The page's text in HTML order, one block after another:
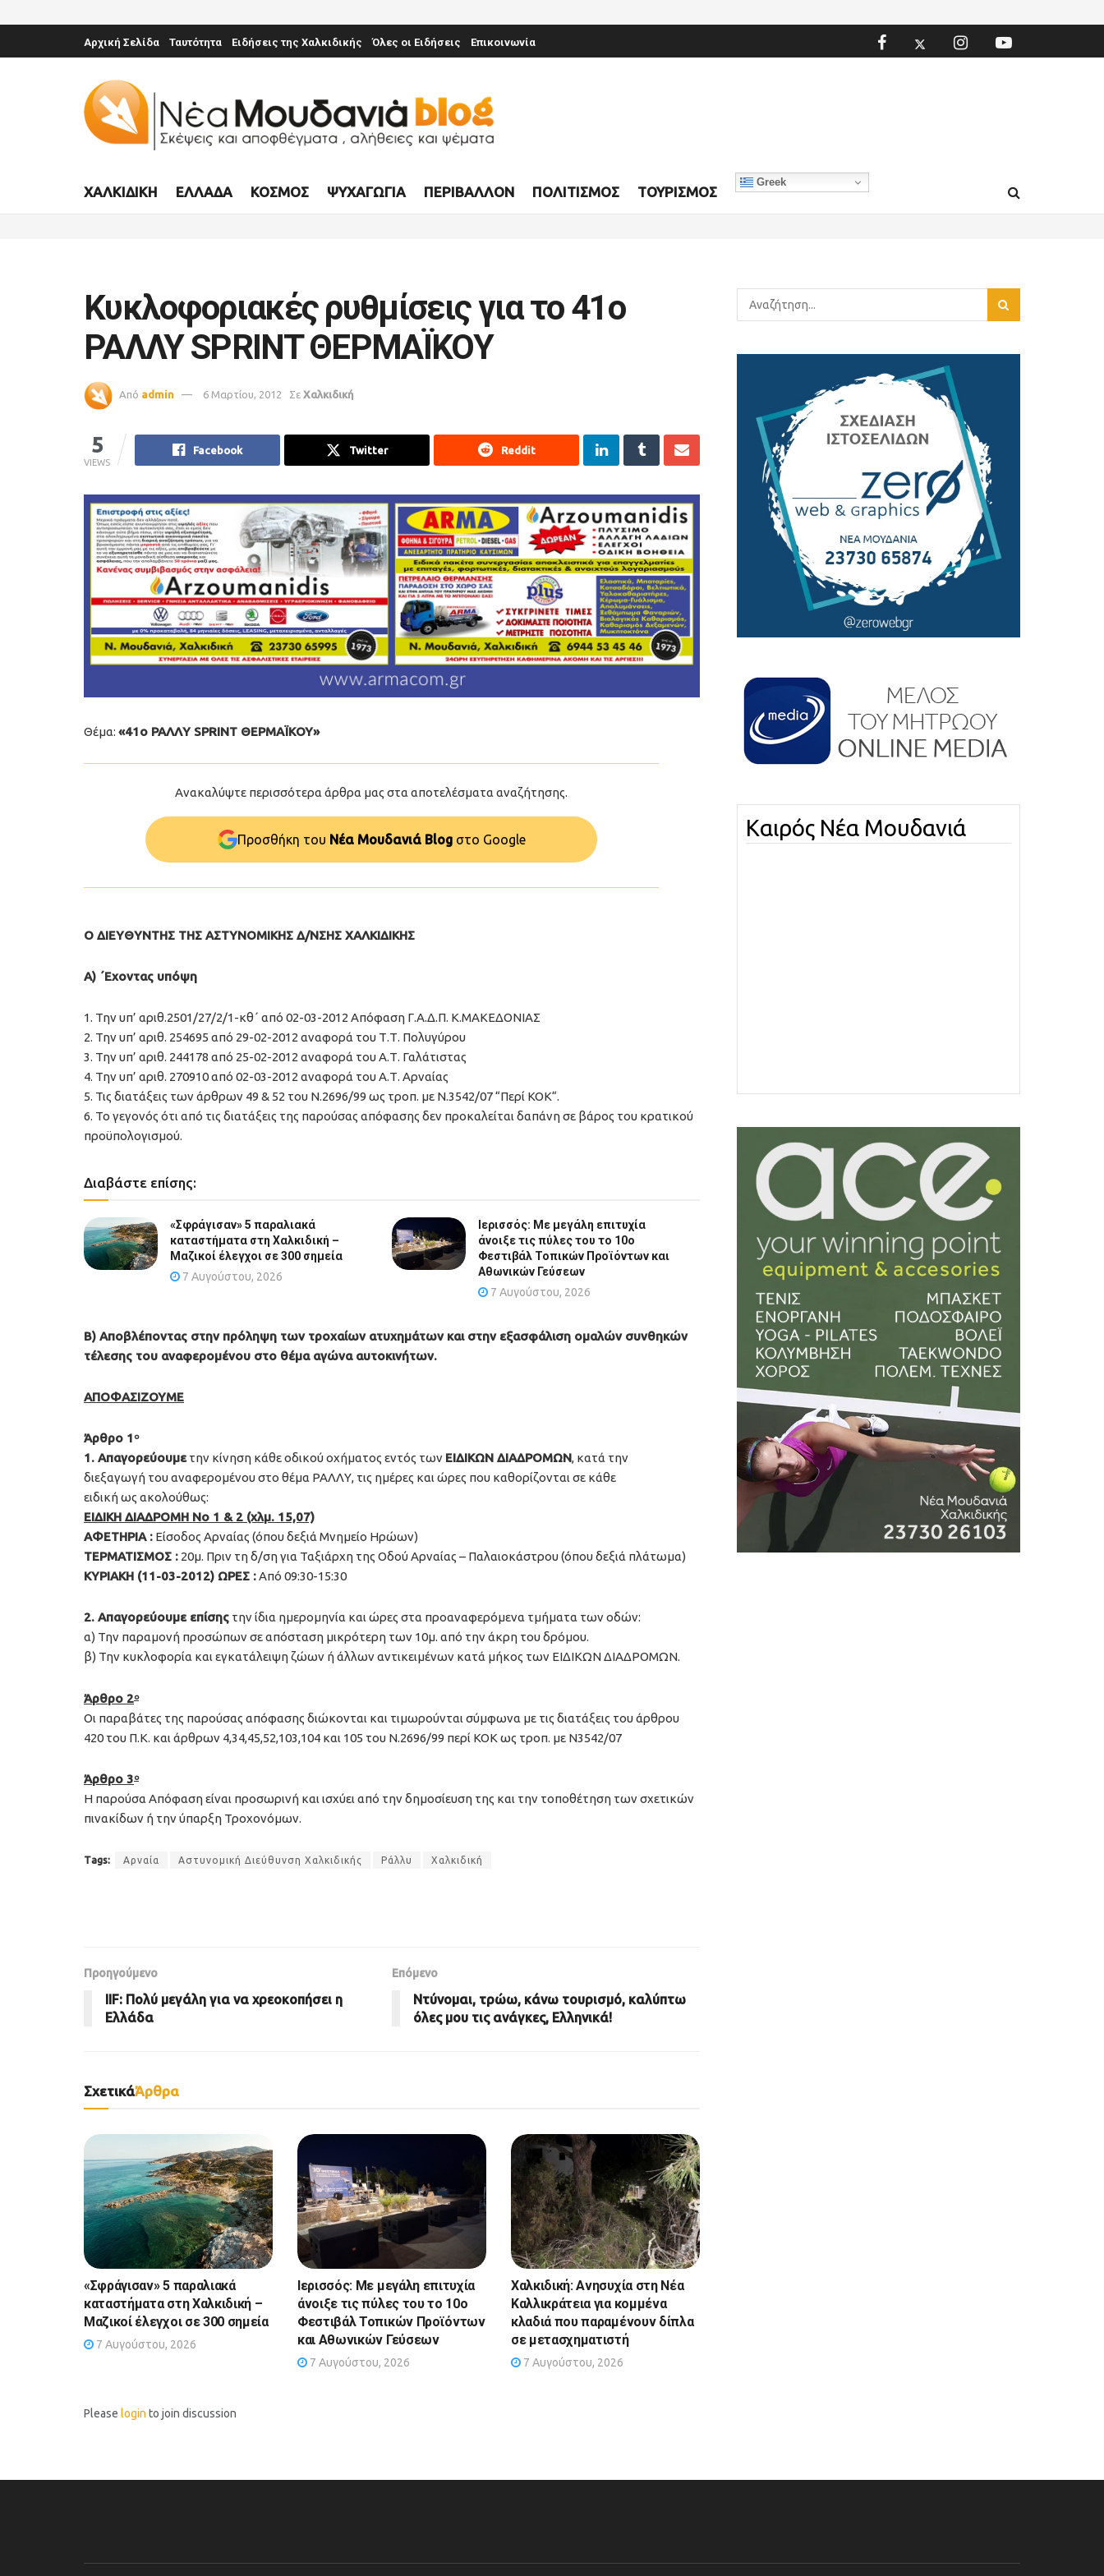
Αρχική Σελίδα Ταυτότητα Ειδήσεις της Χαλκιδικής Όλες οι Ειδήσεις Επικοινωνία
ΧΑΛΚΙΔΙΚΉ ΕΛΛΆΔΑ ΚΌΣΜΟΣ ΨΥΧΑΓΩΓΊΑ ΠΕΡΙΒΆΛΛΟΝ ΠΟΛΙΤΙΣΜΌΣ ΤΟΥΡΙΣΜΌΣ
Greek
Κυκλοφοριακές ρυθμίσεις για το 41ο
ΡΑΛΛΥ SPRINT ΘΕΡΜΑΪΚΟΥ
Από admin 6 Μαρτίου, 2012 Σε Χαλκιδική
5
VIEWS
Facebook Twitter Reddit
Θέμα: «41ο ΡΑΛΛΥ SPRINT ΘΕΡΜΑΪΚΟΥ»
Ανακαλύψτε περισσότερα άρθρα μας στα αποτελέσματα αναζήτησης.
Προσθήκη του Νέα Μουδανιά Blogστo Google
Ο ΔΙΕΥΘΥΝΤΗΣ ΤΗΣ ΑΣΤΥΝΟΜΙΚΗΣ Δ/ΝΣΗΣ ΧΑΛΚΙΔΙΚΗΣ
Α) ΄Εχοντας υπόψη
1. Την υπ’ αριθ.2501/27/2/1-κθ΄ από 02-03-2012 Απόφαση Γ.Α.Δ.Π. Κ.ΜΑΚΕΔΟΝΙΑΣ
2. Την υπ’ αριθ. 254695 από 29-02-2012 αναφορά του Τ.Τ. Πολυγύρου
3. Την υπ’ αριθ. 244178 από 25-02-2012 αναφορά του Α.Τ. Γαλάτιστας
4. Την υπ’ αριθ. 270910 από 02-03-2012 αναφορά του Α.Τ. Αρναίας
5. Τις διατάξεις των άρθρων 49 & 52 του Ν.2696/99 ως τροπ. με Ν.3542/07 “Περί ΚΟΚ“.
6. Το γεγονός ότι από τις διατάξεις της παρούσας απόφασης δεν προκαλείται δαπάνη σε βάρος του κρατικού
προϋπολογισμού.
Διαβάστε επίσης:
«Σφράγισαν» 5 παραλιακά
καταστήματα στη Χαλκιδική –
Μαζικοί έλεγχοι σε 300 σημεία
7 Αυγούστου, 2026
Ιερισσός: Με μεγάλη επιτυχία
άνοιξε τις πύλες του το 10ο
Φεστιβάλ Τοπικών Προϊόντων και
Αθωνικών Γεύσεων
7 Αυγούστου, 2026
Β) Αποβλέποντας στην πρόληψη των τροχαίων ατυχημάτων και στην εξασφάλιση ομαλών συνθηκών
τέλεσης του αναφερομένου στο θέμα αγώνα αυτοκινήτων.
ΑΠΟΦΑΣΙΖΟΥΜΕ
Άρθρο 1ο
1. Απαγορεύουμετην κίνηση κάθε οδικού οχήματος εντός των ΕΙΔΙΚΩΝ ΔΙΑΔΡΟΜΩΝ, κατά την
διεξαγωγή του αναφερομένου στο θέμα ΡΑΛΛΥ, τις ημέρες και ώρες που καθορίζονται σε κάθε
ειδική ως ακολούθως:
ΕΙΔΙΚΗ ΔΙΑΔΡΟΜΗ Νο 1 & 2 (χλμ. 15,07)
ΑΦΕΤΗΡΙΑ : Είσοδος Αρναίας (όπου δεξιά Μνημείο Ηρώων)
ΤΕΡΜΑΤΙΣΜΟΣ : 20μ. Πριν τη δ/ση για Ταξιάρχη της Οδού Αρναίας – Παλαιοκάστρου (όπου δεξιά πλάτωμα)
ΚΥΡΙΑΚΗ (11-03-2012) ΩΡΕΣ :Από 09:30-15:30
2. Απαγορεύουμε επίσης την ίδια ημερομηνία και ώρες στα προαναφερόμενα τμήματα των οδών:
α) Την παραμονή προσώπων σε απόσταση μικρότερη των 10μ. από την άκρη του δρόμου.
β) Την κυκλοφορία και εγκατάλειψη ζώων ή άλλων αντικειμένων κατά μήκος των ΕΙΔΙΚΩΝ ΔΙΑΔΡΟΜΩΝ.
Άρθρο 2ο
Οι παραβάτες της παρούσας απόφασης διώκονται και τιμωρούνται σύμφωνα με τις διατάξεις του άρθρου
420 του Π.Κ. και άρθρων 4,34,45,52,103,104 και 105 του Ν.2696/99 περί ΚΟΚ ως τροπ. με Ν3542/07
Άρθρο 3ο
Η παρούσα Απόφαση είναι προσωρινή και ισχύει από την δημοσίευση της και την τοποθέτηση των σχετικών
πινακίδων ή την ύπαρξη Τροχονόμων.
Tags: Αρναία Αστυνομική Διεύθυνση Χαλκιδικής Ράλλυ Χαλκιδική
Προηγούμενο
IIF: Πολύ μεγάλη για να χρεοκοπήσει η
Ελλάδα
Επόμενο
Ντύνομαι, τρώω, κάνω τουρισμό, καλύπτω
όλες μου τις ανάγκες, Ελληνικά!
ΣχετικάΆρθρα
«Σφράγισαν» 5 παραλιακά
καταστήματα στη Χαλκιδική –
Μαζικοί έλεγχοι σε 300 σημεία
7 Αυγούστου, 2026
Ιερισσός: Με μεγάλη επιτυχία
άνοιξε τις πύλες του το 10ο
Φεστιβάλ Τοπικών Προϊόντων
και Αθωνικών Γεύσεων
7 Αυγούστου, 2026
Χαλκιδική: Ανησυχία στη Νέα
Καλλικράτεια για κομμένα
κλαδιά που παραμένουν δίπλα
σε μετασχηματιστή
7 Αυγούστου, 2026
Please login to join discussion
Καιρός Νέα Μουδανιά